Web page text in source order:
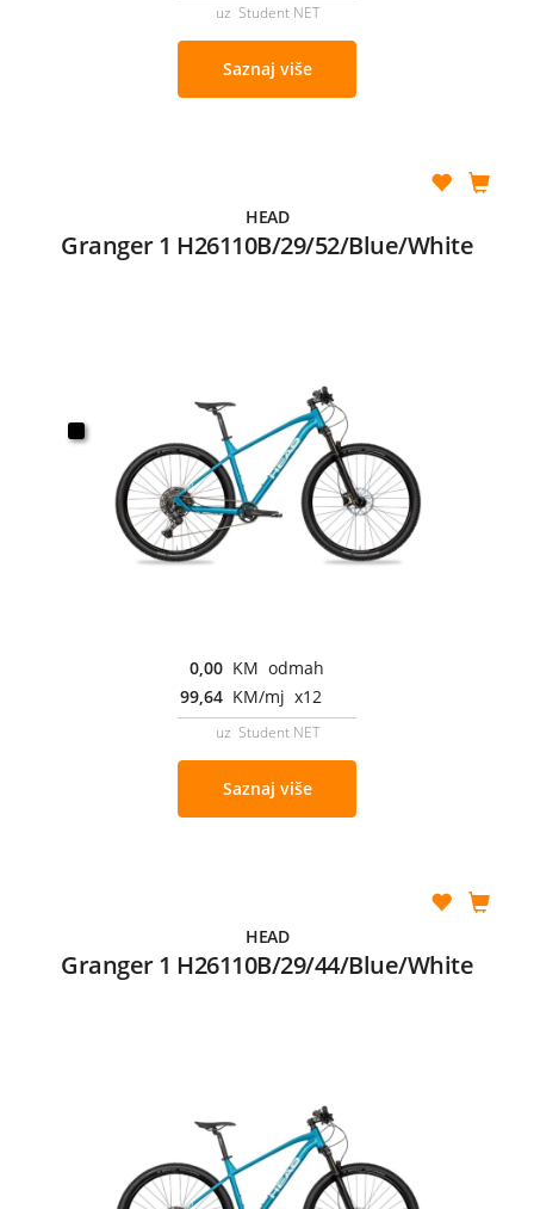
uz Student NET
Saznaj više
HEAD
Granger 1 H26110B/29/52/Blue/White
0,00 KM odmah
99,64 KM/mj x12
uz Student NET
Saznaj više
HEAD
Granger 1 H26110B/29/44/Blue/White